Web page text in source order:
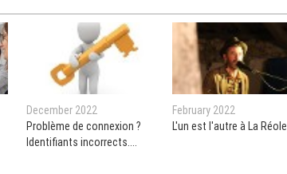
December 2022
Problème de connexion ?
Identifiants incorrects....
February 2022
L'un est l'autre à La Réole